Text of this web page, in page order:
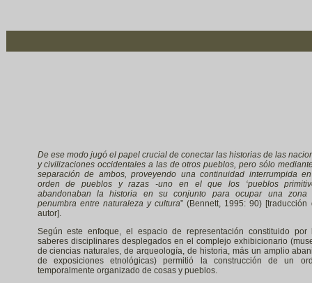
De ese modo jugó el papel crucial de conectar las historias de las
y civilizaciones occidentales a las de otros pueblos, pero sólo
separación de ambos, proveyendo una continuidad interrumpida
orden de pueblos y razas -uno en el que los ‘pueblos
abandonaban la historia en su conjunto para ocupar una zona
penumbra entre naturaleza y cultura” (Bennett, 1995: 90) [traducción
autor].
Según este enfoque, el espacio de representación constituido por
saberes disciplinares desplegados en el complejo exhibicionario
de ciencias naturales, de arqueología, de historia, más un amplio
de exposiciones etnológicas) permitió la construcción de un
temporalmente organizado de cosas y pueblos.